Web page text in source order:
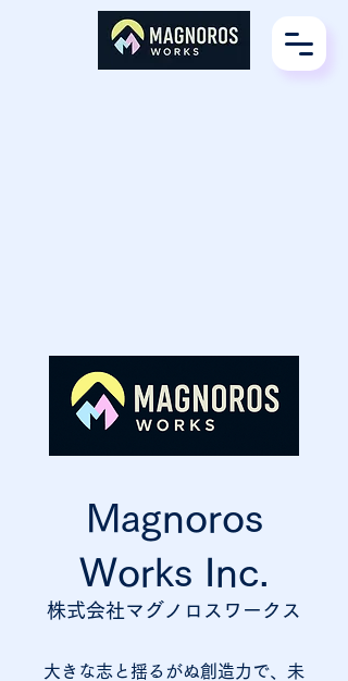
Magnoros
Works Inc.
株式会社マグノロスワークス
大きな志と揺るがぬ創造力で、未